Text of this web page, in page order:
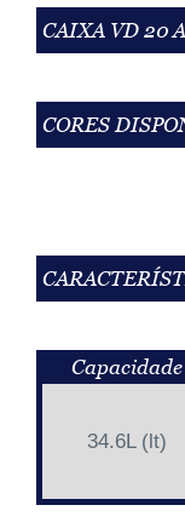
CAIXA VD 20
CORES
Capacidade
34.6L (lt)